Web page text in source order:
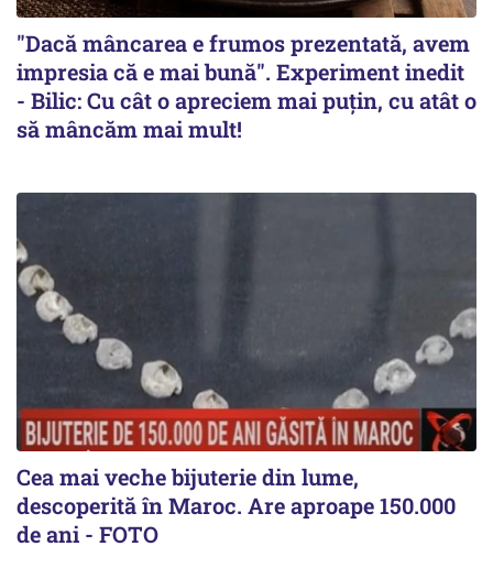
"Dacă mâncarea e frumos prezentată, avem
impresia că e mai bună". Experiment inedit
- Bilic: Cu cât o apreciem mai puțin, cu atât o
să mâncăm mai mult!
Cea mai veche bijuterie din lume,
descoperită în Maroc. Are aproape 150.000
de ani - FOTO